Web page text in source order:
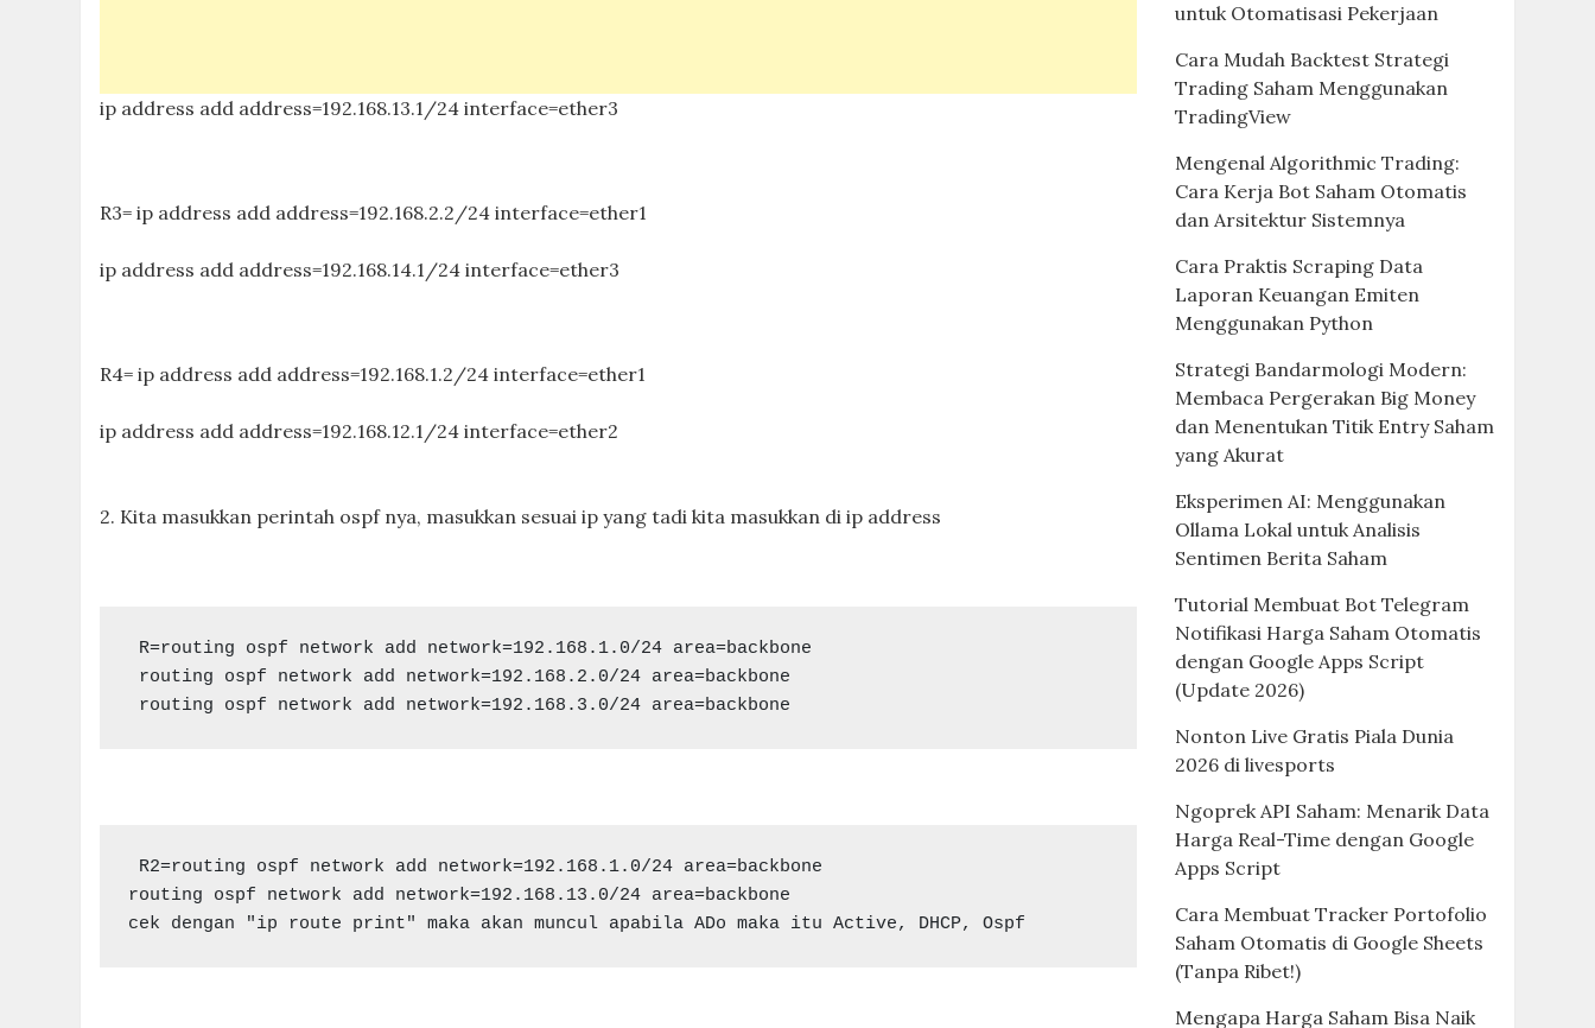
ip address add address=192.168.13.1/24 interface=ether3
R3= ip address add address=192.168.2.2/24 interface=ether1
ip address add address=192.168.14.1/24 interface=ether3
R4= ip address add address=192.168.1.2/24 interface=ether1
ip address add address=192.168.12.1/24 interface=ether2
2. Kita masukkan perintah ospf nya, masukkan sesuai ip yang tadi kita masukkan di ip address
routing ospf network add network=192.168.3.0/24 area=backbone
routing ospf network add network=192.168.13.0/24 area=backbone
cek dengan "ip route print" maka akan muncul apabila ADo maka itu Active, DHCP, Ospf
untuk Otomatisasi Pekerjaan
Cara Mudah Backtest Strategi
Trading Saham Menggunakan
TradingView
Mengenal Algorithmic Trading:
Cara Kerja Bot Saham Otomatis
dan Arsitektur Sistemnya
Cara Praktis Scraping Data
Laporan Keuangan Emiten
Menggunakan Python
Strategi Bandarmologi Modern:
Membaca Pergerakan Big Money
dan Menentukan Titik Entry Saham
yang Akurat
Eksperimen AI: Menggunakan
Ollama Lokal untuk Analisis
Sentimen Berita Saham
Tutorial Membuat Bot Telegram
Notifikasi Harga Saham Otomatis
dengan Google Apps Script
(Update 2026)
Nonton Live Gratis Piala Dunia
2026 di livesports
Ngoprek API Saham: Menarik Data
Harga Real-Time dengan Google
Apps Script
Cara Membuat Tracker Portofolio
Saham Otomatis di Google Sheets
(Tanpa Ribet!)
Mengapa Harga Saham Bisa Naik